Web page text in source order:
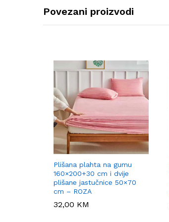
Povezani proizvodi
Plišana plahta na gumu
160×200+30 cm i dvije
plišane jastučnice 50×70
cm – ROZA
32,00 KM
32,00 KM